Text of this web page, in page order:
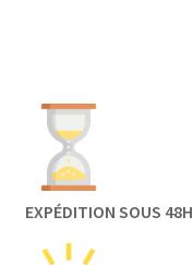
EXPÉDITION SOUS 48H